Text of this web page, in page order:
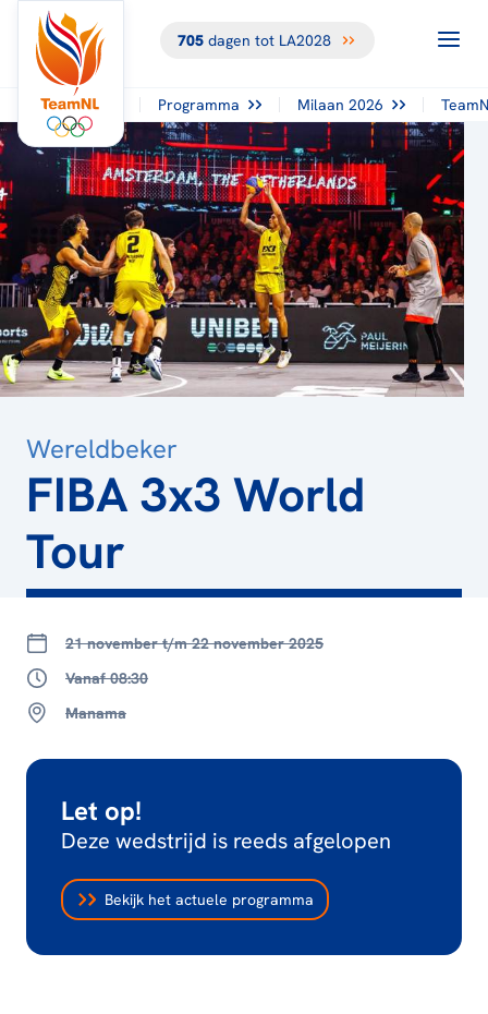
705dagen tot LA2028
Programma Milaan 2026
Wereldbeker
FIBA 3x3 World
Tour
21 november t/m 22 november 2025
Vanaf 08:30
Manama
Let op!
Deze wedstrijd is reeds afgelopen
Bekijk het actuele programma
TERUG NAAR
OVERZICHT